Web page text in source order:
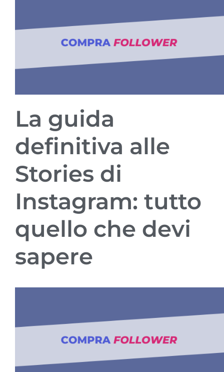
La guida
definitiva alle
Stories di
Instagram: tutto
quello che devi
sapere